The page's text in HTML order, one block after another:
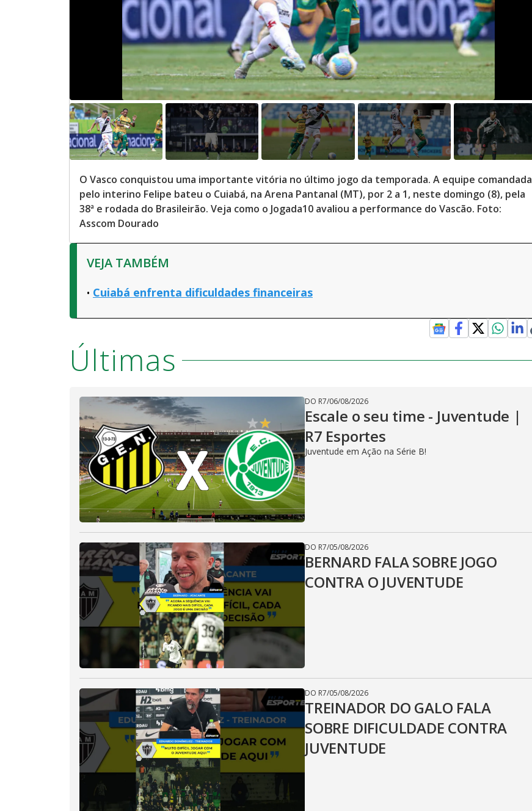
O Vasco conquistou uma importante vitória no último jogo da temporada. A equipe comandada
pelo interino Felipe bateu o Cuiabá, na Arena Pantanal (MT), por 2 a 1, neste domingo (8), pela
38ª e rodada do Brasileirão. Veja como o Jogada10 avaliou a performance do Vascão. Foto:
Asscom Dourado
VEJA TAMBÉM
Cuiabá enfrenta dificuldades financeiras
Últimas
DO R7/06/08/2026
Escale o seu time - Juventude |
R7 Esportes
Juventude em Ação na Série B!
DO R7/05/08/2026
BERNARD FALA SOBRE JOGO
CONTRA O JUVENTUDE
DO R7/05/08/2026
TREINADOR DO GALO FALA
SOBRE DIFICULDADE CONTRA
JUVENTUDE